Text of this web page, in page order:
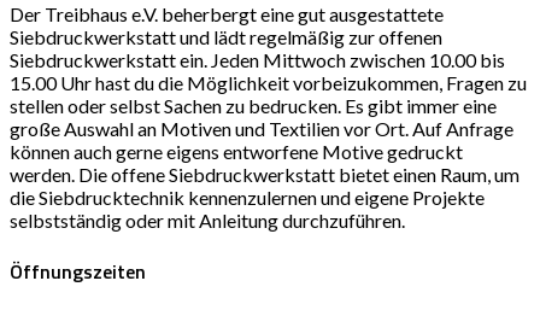
Der Treibhaus e.V. beherbergt eine gut ausgestattete
Siebdruckwerkstatt und lädt regelmäßig zur offenen
Siebdruckwerkstatt ein. Jeden Mittwoch zwischen 10.00 bis
15.00 Uhr hast du die Möglichkeit vorbeizukommen, Fragen zu
stellen oder selbst Sachen zu bedrucken. Es gibt immer eine
große Auswahl an Motiven und Textilien vor Ort. Auf Anfrage
können auch gerne eigens entworfene Motive gedruckt
werden. Die offene Siebdruckwerkstatt bietet einen Raum, um
die Siebdrucktechnik kennenzulernen und eigene Projekte
selbstständig oder mit Anleitung durchzuführen.
Öffnungszeiten